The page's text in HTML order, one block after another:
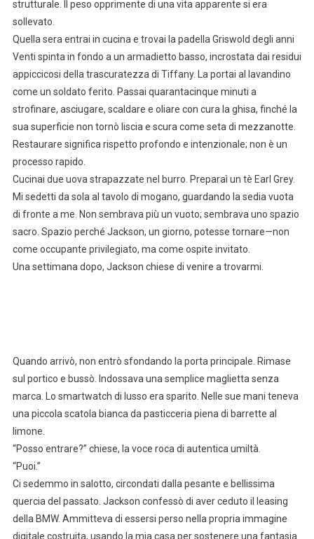
strutturale. Il peso opprimente di una vita apparente si era
sollevato.
Quella sera entrai in cucina e trovai la padella Griswold degli anni
Venti spinta in fondo a un armadietto basso, incrostata dai residui
appiccicosi della trascuratezza di Tiffany. La portai al lavandino
come un soldato ferito. Passai quarantacinque minuti a
strofinare, asciugare, scaldare e oliare con cura la ghisa, finché la
sua superficie non tornò liscia e scura come seta di mezzanotte.
Restaurare significa rispetto profondo e intenzionale; non è un
processo rapido.
Cucinai due uova strapazzate nel burro. Preparaì un tè Earl Grey.
Mi sedetti da sola al tavolo di mogano, guardando la sedia vuota
di fronte a me. Non sembrava più un vuoto; sembrava uno spazio
sacro. Spazio perché Jackson, un giorno, potesse tornare—non
come occupante privilegiato, ma come ospite invitato.
Una settimana dopo, Jackson chiese di venire a trovarmi.
Quando arrivò, non entrò sfondando la porta principale. Rimase
sul portico e bussò. Indossava una semplice maglietta senza
marca. Lo smartwatch di lusso era sparito. Nelle sue mani teneva
una piccola scatola bianca da pasticceria piena di barrette al
limone.
“Posso entrare?” chiese, la voce roca di autentica umiltà.
“Puoi.”
Ci sedemmo in salotto, circondati dalla pesante e bellissima
quercia del passato. Jackson confessò di aver ceduto il leasing
della BMW. Ammitteva di essersi perso nella propria immagine
digitale costruita, usando la mia casa per sostenere una fantasia